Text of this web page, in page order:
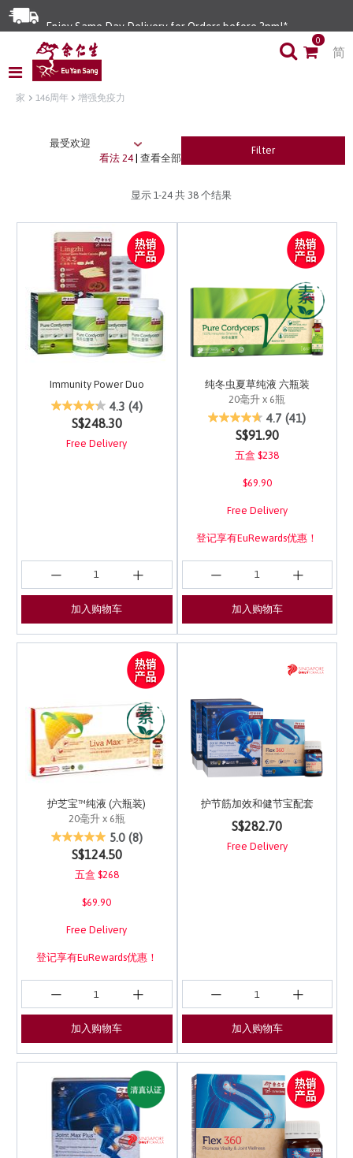
Enjoy Same Day Delivery for Orders before 3pm!*
Limited Time Special: Free Delivery with No Min Spend
0
简
家 146周年 增强免疫力
看法 24| 查看全部
Filter
显示 1-24共 38 个结果
Immunity Power Duo
5 out of 5 Customer Rating
4.3 (4)
S$248.30
Free Delivery
加入购物车
纯冬虫夏草纯液 六瓶装
20毫升 x 6瓶
4.2 out of 5 Customer
4.7 (41)
S$91.90
五盒 $238
$69.90
Free Delivery
登记享有EuRewards优惠！
加入购物车
护芝宝™纯液 (六瓶装)
20毫升 x 6瓶
5 out of 5 Customer Rating
5.0 (8)
S$124.50
五盒 $268
$69.90
Free Delivery
登记享有EuRewards优惠！
加入购物车
护节筋加效和健节宝配套
4.8 out of 5 Customer
S$282.70
Free Delivery
加入购物车